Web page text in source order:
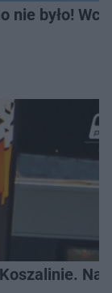
nie było!
Koszalinie.